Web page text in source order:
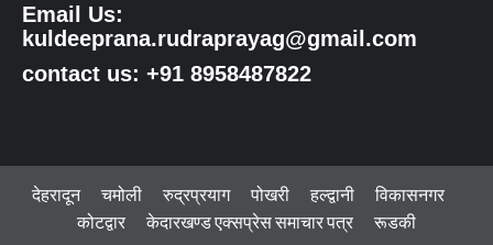
Email Us:
kuldeeprana.rudraprayag@gmail.com
contact us: +91 8958487822
देहरादून चमोली रुद्रप्रयाग पोखरी हल्द्वानी
विकासनगर
कोटद्वार
केदारखण्ड एक्सप्रेस समाचार पत्र रूडकी